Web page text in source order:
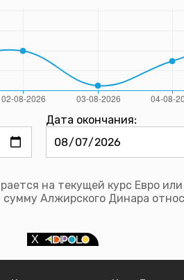
Дата окончания:
на текущей курс Евро
Алжирского Динара